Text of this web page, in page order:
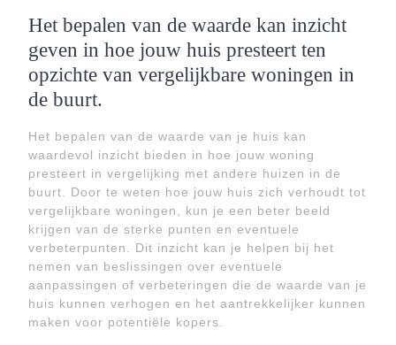
Het bepalen van de waarde kan inzicht
geven in hoe jouw huis presteert ten
opzichte van vergelijkbare woningen in
de buurt.
Het bepalen van de waarde van je huis kan
waardevol inzicht bieden in hoe jouw woning
presteert in vergelijking met andere huizen in de
buurt. Door te weten hoe jouw huis zich verhoudt tot
vergelijkbare woningen, kun je een beter beeld
krijgen van de sterke punten en eventuele
verbeterpunten. Dit inzicht kan je helpen bij het
nemen van beslissingen over eventuele
aanpassingen of verbeteringen die de waarde van je
huis kunnen verhogen en het aantrekkelijker kunnen
maken voor potentiële kopers.